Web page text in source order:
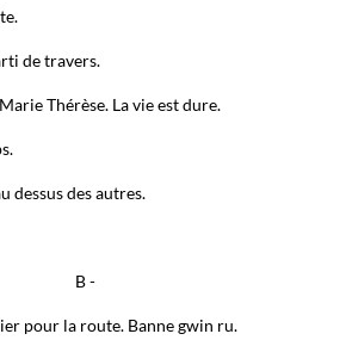
de travers.
Thérèse. La vie est dure.
dessus des autres.
B -
pour la route. Banne gwin ru.